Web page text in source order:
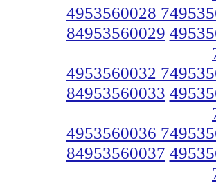
4953560028
84953560029
4953560032
84953560033
4953560036
84953560037